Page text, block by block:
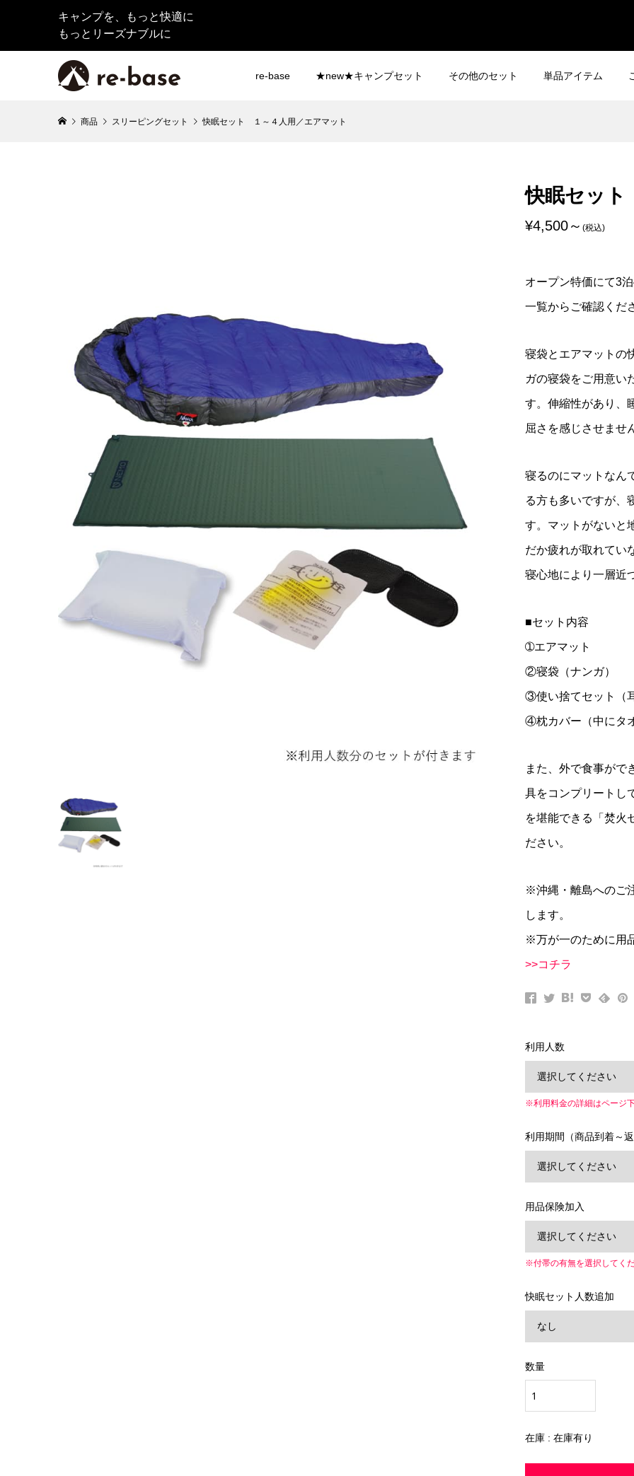
キャンプを、もっと快適に
もっとリーズナブルに
re-base ★new★キャンプセット その他のセット 単品アイテム
商品 スリーピングセット 快眠セット １～４人用／エアマット
快眠セッ
¥4,500 (税込)
オープン特価にて3
一覧からご確認くだ
寝袋とエアマットの
ガの寝袋をご用意い
す。伸縮性があり、
屈さを感じさせませ
寝るのにマットなん
る方も多いですが、
す。マットがないと
だか疲れが取れてい
寝心地により一層近
■セット内容
➀エアマット
②寝袋（ナンガ）
③使い捨てセット（
④枕カバー（中にタ
また、外で食事がで
具をコンプリートし
を堪能できる「焚火
ださい。
※沖縄・離島へのご
します。
※万が一のために用
>>コチラ
利用人数
※利用料金の詳細はページ
利用期間（商品到着～返
用品保険加入
※付帯の有無を選択してくだ
快眠セット人数追加
数量
在庫 : 在庫有り